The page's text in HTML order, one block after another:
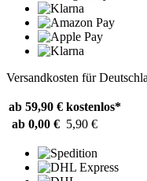
Versandkosten für
ab 59,90 € kostenlos*
ab 0,00 € 5,90 €